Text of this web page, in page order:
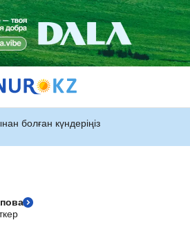
болған күндеріңіз